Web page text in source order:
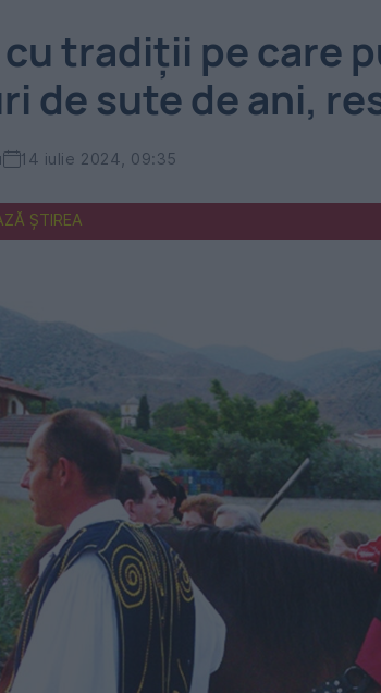
tradiții pe care
de sute de ani,
14 iulie 2024, 09:35
ȘTIREA